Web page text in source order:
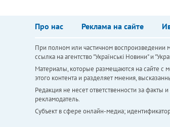
Про нас Реклама на сайте
При полном или частичном воспроизведении
ссылка на агентство "Українськi Новини" и
Материалы, которые размещаются на сайте с
этого контента и разделяет мнения,
Редакция не несет ответственности за
рекламодатель.
Субъект в сфере онлайн-медиа;